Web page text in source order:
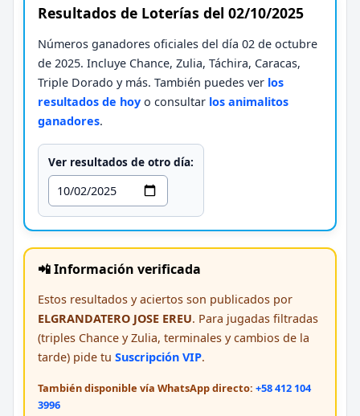
Resultados de Loterías del 02/10/2025
Números ganadores oficiales del día 02 de octubre
de 2025. Incluye Chance, Zulia, Táchira, Caracas,
Triple Dorado y más. También puedes ver los
resultados de hoy o consultar los animalitos
ganadores.
Ver resultados de otro día:
📲 Información verificada
Estos resultados y aciertos son publicados por
ELGRANDATERO JOSE EREU. Para jugadas filtradas
(triples Chance y Zulia, terminales y cambios de la
tarde) pide tu Suscripción VIP.
También disponible vía WhatsApp directo: +58 412 104
3996